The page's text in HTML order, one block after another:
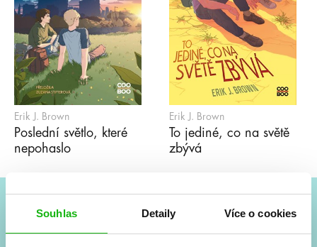
Souhlas Detaily Více o cookies
Erik J. Brown
Poslední světlo, které
nepohaslo
Erik J. Brown
To jediné, co na světě
zbývá
#HumbookNews